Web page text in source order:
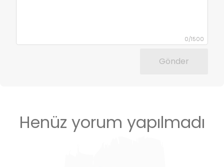
0/1500
Gönder
Henüz yorum yapılmadı